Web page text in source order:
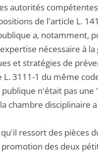
autorités
de l'article L.
a, notamment,
nécessaire à
et stratégies de
3111-1 du même
n'était pas
chambre
ressort des pièces
des deux